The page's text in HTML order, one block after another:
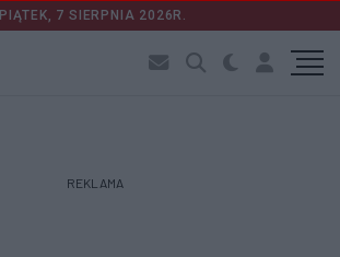
PIĄTEK, 7 SIERPNIA 2026R.
REKLAMA